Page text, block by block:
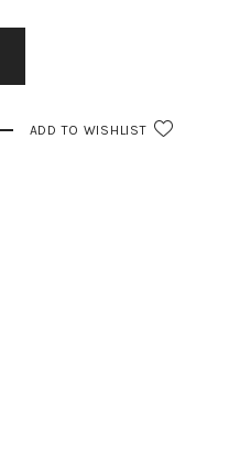
ADD TO WISHLIST